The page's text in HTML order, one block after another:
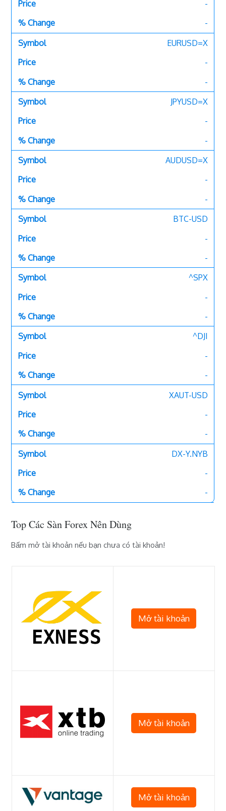
-
-
EURUSD=X
-
-
JPYUSD=X
-
-
AUDUSD=X
-
-
BTC-USD
-
-
^SPX
-
-
^DJI
-
-
XAUT-USD
-
-
DX-Y.NYB
-
-
Top Các Sàn Forex Nên Dùng
Bấm mở tài khoản nếu bạn chưa có tài khoản!
Mở tài khoản
Mở tài khoản
Mở tài khoản